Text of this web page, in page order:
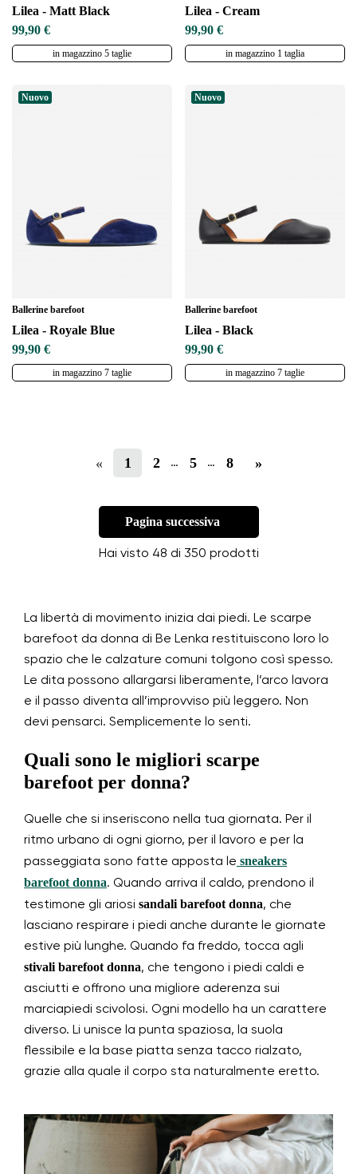
Lilea - Matt Black
99,90 €
in magazzino 5 taglie
Lilea - Cream
99,90 €
in magazzino 1 taglia
Nuovo
Ballerine barefoot
Lilea - Royale Blue
99,90 €
in magazzino 7 taglie
Nuovo
Ballerine barefoot
Lilea - Black
99,90 €
in magazzino 7 taglie
« 1 2 … 5 … 8 »
Pagina successiva
Hai visto 48 di 350 prodotti
La libertà di movimento inizia dai piedi. Le scarpe
barefoot da donna di Be Lenka restituiscono loro lo
spazio che le calzature comuni tolgono così spesso.
Le dita possono allargarsi liberamente, l’arco lavora
e il passo diventa all’improvviso più leggero. Non
devi pensarci. Semplicemente lo senti.
Quali sono le migliori scarpe
barefoot per donna?
Quelle che si inseriscono nella tua giornata. Per il
ritmo urbano di ogni giorno, per il lavoro e per la
passeggiata sono fatte apposta le sneakers
barefoot donna. Quando arriva il caldo, prendono il
testimone gli ariosi sandali barefoot donna, che
lasciano respirare i piedi anche durante le giornate
estive più lunghe. Quando fa freddo, tocca agli
stivali barefoot donna, che tengono i piedi caldi e
asciutti e offrono una migliore aderenza sui
marciapiedi scivolosi. Ogni modello ha un carattere
diverso. Li unisce la punta spaziosa, la suola
flessibile e la base piatta senza tacco rialzato,
grazie alla quale il corpo sta naturalmente eretto.